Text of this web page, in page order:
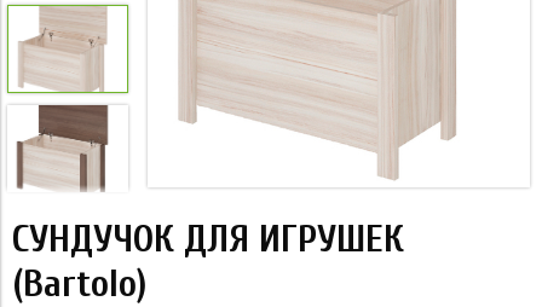
СУНДУЧОК ДЛЯ ИГРУШЕК
(Bartolo)